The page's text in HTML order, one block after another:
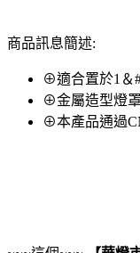
商品訊息簡述:
⊕適合置於1＆
⊕金屬造型燈罩
⊕本產品通過